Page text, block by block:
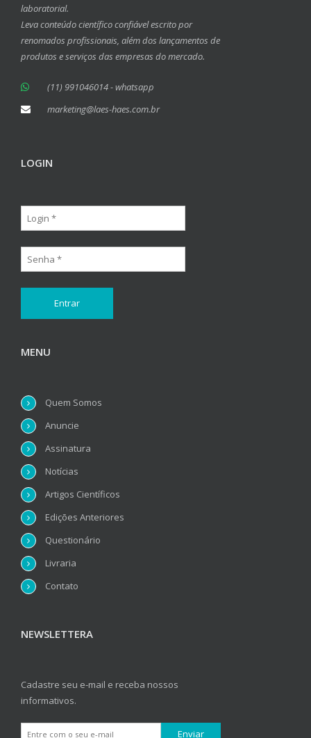
laboratorial.
Leva conteúdo científico confiável escrito por
renomados profissionais, além dos lançamentos de
produtos e serviços das empresas do mercado.
(11) 991046014 - whatsapp
marketing@laes-haes.com.br
LOGIN
MENU
Quem Somos
Anuncie
Assinatura
Notícias
Artigos Científicos
Edições Anteriores
Questionário
Livraria
Contato
NEWSLETTERA
Cadastre seu e-mail e receba nossos
informativos.